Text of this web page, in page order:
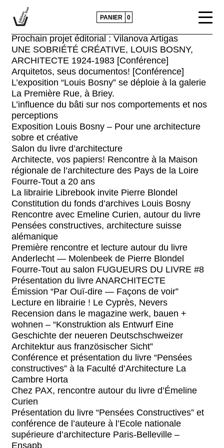
CATALOGUE
CONTACTS ET DIFFUSION
PANIER 0
EXPOSITION – CONSTRUIRE LE REGARD /
Espaces habités – autour de Louis BOSNY
Conférence “Le blanc du Fourre-Tout”
Prochain projet éditorial : Vilanova Artigas
UNE SOBRIÉTÉ CRÉATIVE, LOUIS BOSNY,
ARCHITECTE 1924-1983 [Conférence]
Arquitetos, seus documentos! [Conférence]
L’exposition “Louis Bosny” se déploie à la galerie
La Première Rue, à Briey.
L’influence du bâti sur nos comportements et nos
perceptions
Exposition Louis Bosny – Pour une architecture
sobre et créative
Salon du livre d’architecture
Architecte, vos papiers! Rencontre à la Maison
régionale de l’architecture des Pays de la Loire
Fourre-Tout a 20 ans
La librairie Librebook invite Pierre Blondel
Constitution du fonds d’archives Louis Bosny
Rencontre avec Emeline Curien, autour du livre
Pensées constructives, architecture suisse
alémanique
Première rencontre et lecture autour du livre
Anderlecht — Molenbeek de Pierre Blondel
Fourre-Tout au salon FUGUEURS DU LIVRE #8
Présentation du livre ANARCHITECTE
Émission “Par Ouï-dire — Façons de voir”
Lecture en librairie ! Le Cyprès, Nevers
Recension dans le magazine werk, bauen +
wohnen – “Konstruktion als Entwurf Eine
Geschichte der neueren Deutschschweizer
Architektur aus französischer Sicht”
Conférence et présentation du livre “Pensées
constructives” à la Faculté d’Architecture La
Cambre Horta
Chez PAX, rencontre autour du livre d’Émeline
Curien
Présentation du livre “Pensées Constructives” et
conférence de l’auteure à l’Ecole nationale
supérieure d’architecture Paris-Belleville –
Ensapb